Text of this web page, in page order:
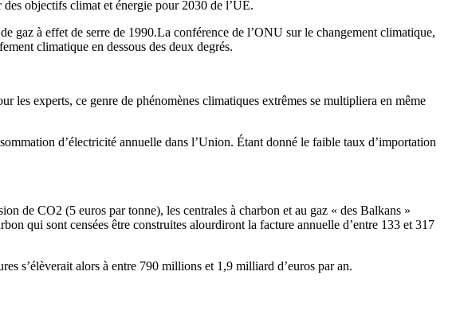
objectifs climat et énergie pour 2030 de l’UE.
gaz à effet de serre de 1990.La conférence de l’ONU sur le changement climatique,
climatique en dessous des deux degrés.
les experts, ce genre de phénomènes climatiques extrêmes se multipliera en même
d’électricité annuelle dans l’Union. Étant donné le faible taux d’importation
de CO2 (5 euros par tonne), les centrales à charbon et au gaz « des Balkans »
qui sont censées être construites alourdiront la facture annuelle d’entre 133 et 317
s’élèverait alors à entre 790 millions et 1,9 milliard d’euros par an.